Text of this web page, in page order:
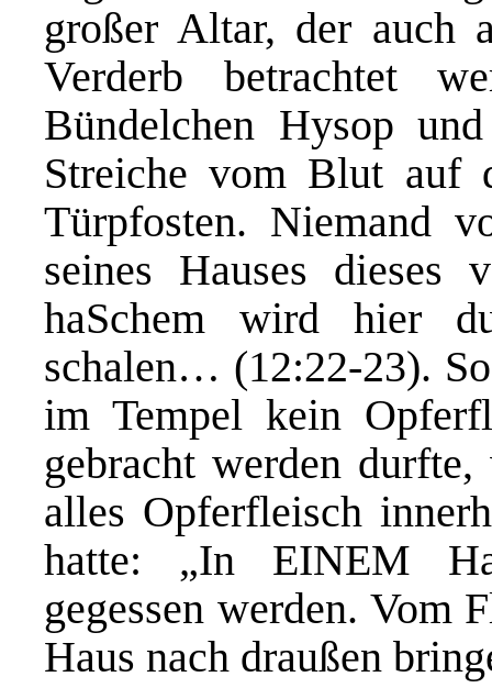
großer Altar, der auch
Verderb betrachtet
Bündelchen Hysop
Streiche vom Blut auf
Türpfosten. Niemand
seines Hauses dieses
haSchem wird hier
schalen… (12:22-23).
im Tempel kein
gebracht werden
alles Opferfleisch
hatte: „In EINEM
gegessen werden. Vom
Haus nach draußen